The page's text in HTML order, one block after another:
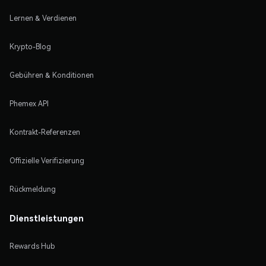
Lernen & Verdienen
Krypto-Blog
Gebühren & Konditionen
Phemex API
Kontrakt-Referenzen
Offizielle Verifizierung
Rückmeldung
Dienstleistungen
Rewards Hub